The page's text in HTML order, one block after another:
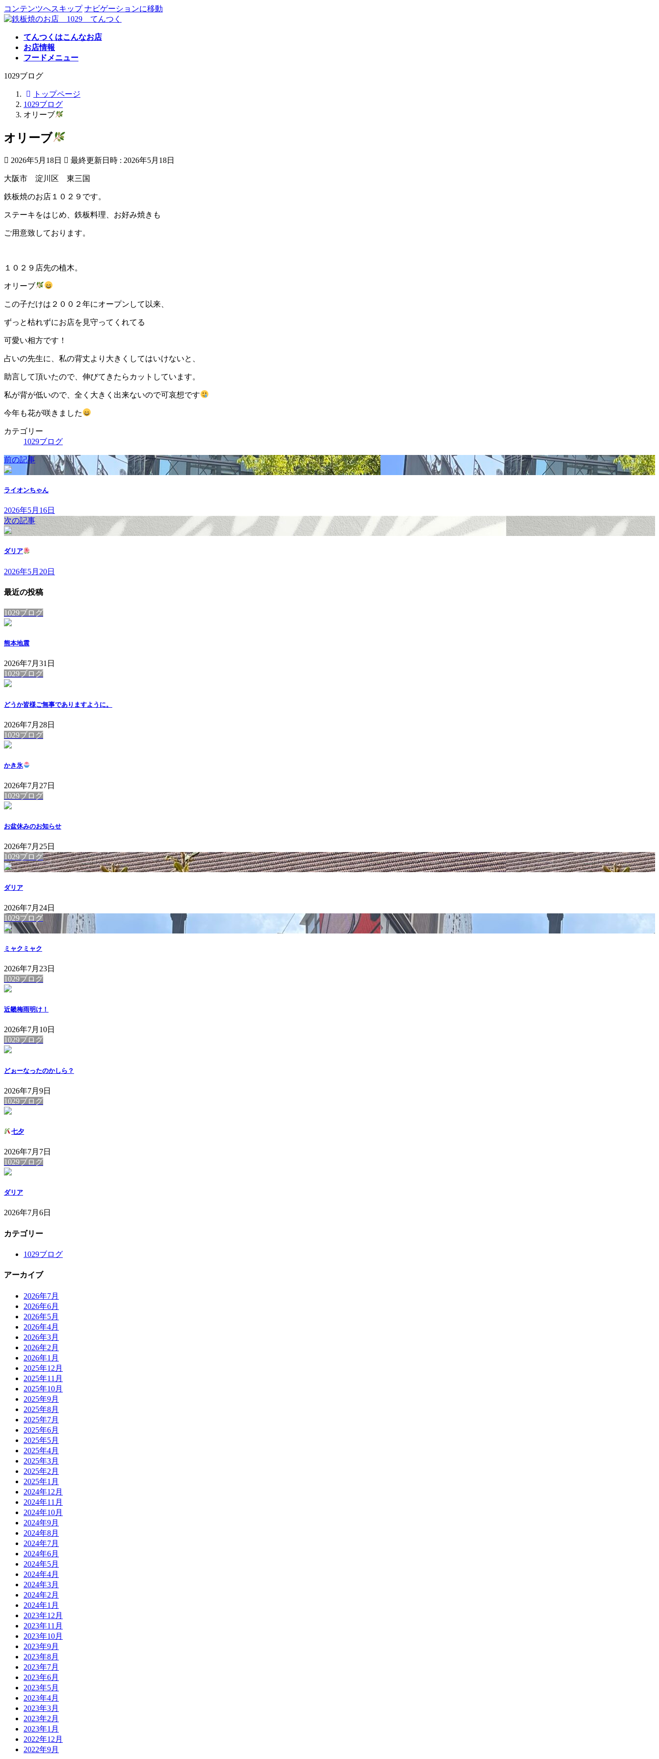
コンテンツへスキップ ナビゲーションに移動
てんつくはこんなお店
お店情報
フードメニュー
1029ブログ
トップページ
1029ブログ
オリーブ
オリーブ
2026年5月18日 最終更新日時 : 2026年5月18日
大阪市 淀川区 東三国
鉄板焼のお店１０２９です。
ステーキをはじめ、鉄板料理、お好み焼きも
ご用意致しております。
１０２９店先の植木。
オリーブ
この子だけは２００２年にオープンして以来、
ずっと枯れずにお店を見守ってくれてる
可愛い相方です！
占いの先生に、私の背丈より大きくしてはいけないと、
助言して頂いたので、伸びてきたらカットしています。
私が背が低いので、全く大きく出来ないので可哀想です
今年も花が咲きました
カテゴリー
1029ブログ
前の記事
ライオンちゃん
2026年5月16日
次の記事
ダリア
2026年5月20日
最近の投稿
1029ブログ
熊本地震
2026年7月31日
1029ブログ
どうか皆様ご無事でありますように。
2026年7月28日
1029ブログ
かき氷
2026年7月27日
1029ブログ
お盆休みのお知らせ
2026年7月25日
1029ブログ
ダリア
2026年7月24日
1029ブログ
ミャクミャク
2026年7月23日
1029ブログ
近畿梅雨明け！
2026年7月10日
1029ブログ
どぉーなったのかしら？
2026年7月9日
1029ブログ
七夕
2026年7月7日
1029ブログ
ダリア
2026年7月6日
カテゴリー
1029ブログ
アーカイブ
2026年7月
2026年6月
2026年5月
2026年4月
2026年3月
2026年2月
2026年1月
2025年12月
2025年11月
2025年10月
2025年9月
2025年8月
2025年7月
2025年6月
2025年5月
2025年4月
2025年3月
2025年2月
2025年1月
2024年12月
2024年11月
2024年10月
2024年9月
2024年8月
2024年7月
2024年6月
2024年5月
2024年4月
2024年3月
2024年2月
2024年1月
2023年12月
2023年11月
2023年10月
2023年9月
2023年8月
2023年7月
2023年6月
2023年5月
2023年4月
2023年3月
2023年2月
2023年1月
2022年12月
2022年9月